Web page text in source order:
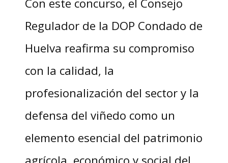
Con este concurso, el Consejo
Regulador de la DOP Condado de
Huelva reafirma su compromiso
con la calidad, la
profesionalización del sector y la
defensa del viñedo como un
elemento esencial del patrimonio